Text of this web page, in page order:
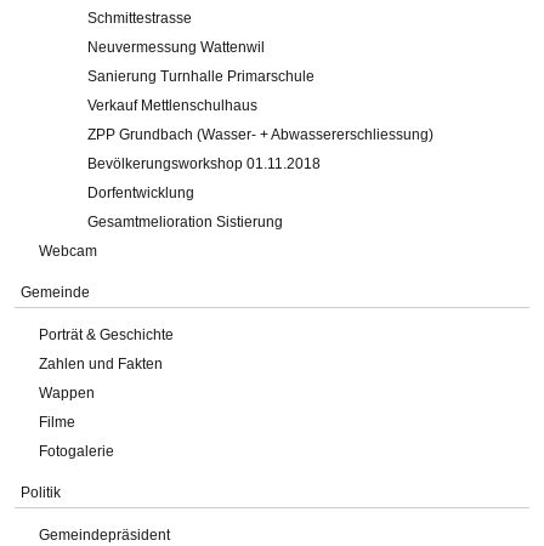
ImpressumSchmittestrasse
Neuvermessung Wattenwil
Sanierung Turnhalle Primarschule
Verkauf Mettlenschulhaus
ZPP Grundbach (Wasser- + Abwassererschliessung)
Bevölkerungsworkshop 01.11.2018
Dorfentwicklung
Gesamtmelioration Sistierung
Webcam
Gemeinde
Porträt & Geschichte
Zahlen und Fakten
Wappen
Filme
Fotogalerie
Politik
Gemeindepräsident